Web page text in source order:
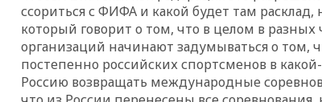
ссориться с ФИФА и какой будет там расклад,
который говорит о том, что в целом в
организаций начинают задумываться о том,
постепенно российских спортсменов в
Россию возвращать международные